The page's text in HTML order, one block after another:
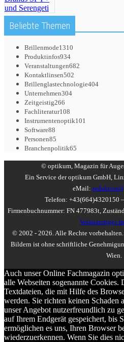
Beliebte Themen
Brillenmode1310
Produktinfos934
Veranstaltungen682
Kontaktlinsen502
Brillenglastechnologie404
Unternehmen304
Zeitgeistig266
Fachliteratur108
Instrumentenoptik101
Software88
Personen85
Branchenpolitik65
© optikum, Magazin für
Ein Service der optikum GmbH,
eMail:
Telefon: +43(664)4320150
Firmenbuchnummer: FN 477983t,
Vollständiges
© 2002 - 2026. Alle Rechte
Bildern ist ohne schriftliche
Wien.
Auch unser Online Fachmagazin
alle Webseiten sogenannte Cookies.
Textdateien, die mit Hilfe des
werden. Sie richten keinen Schaden
unser Angebot nutzerfreundlich zu
auf Ihrem Endgerät gespeichert, bis
ermöglichen es uns, Ihren Browser
wiederzuerkennen. Wenn Sie dies